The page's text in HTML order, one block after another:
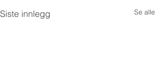
Siste innlegg Se alle